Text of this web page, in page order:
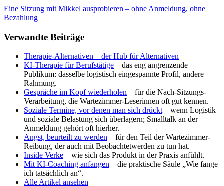
Eine Sitzung mit Mikkel ausprobieren – ohne Anmeldung, ohne
Bezahlung
Verwandte Beiträge
Therapie-Alternativen – der Hub für Alternativen
KI-Therapie für Berufstätige – das eng angrenzende
Publikum: dasselbe logistisch eingespannte Profil, andere
Rahmung.
Gespräche im Kopf wiederholen – für die Nach-Sitzungs-
Verarbeitung, die Wartezimmer-Leserinnen oft gut kennen.
Soziale Termine, vor denen man sich drückt – wenn Logistik
und soziale Belastung sich überlagern; Smalltalk an der
Anmeldung gehört oft hierher.
Angst, beurteilt zu werden – für den Teil der Wartezimmer-
Reibung, der auch mit Beobachtetwerden zu tun hat.
Inside Verke – wie sich das Produkt in der Praxis anfühlt.
Mit KI-Coaching anfangen – die praktische Säule „Wie fange
ich tatsächlich an“.
Alle Artikel ansehen